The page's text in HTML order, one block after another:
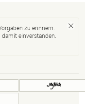
zu erinnern.
einverstanden.